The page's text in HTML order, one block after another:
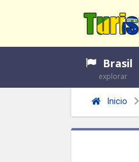
Brasil
explorar
Inicio